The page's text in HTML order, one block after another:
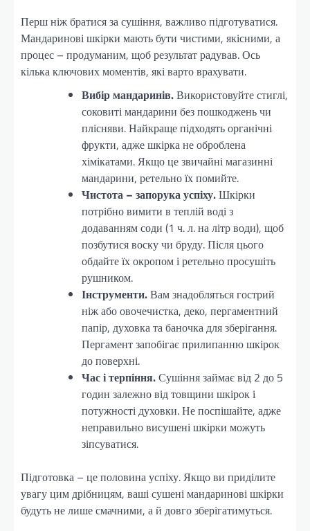
Перш ніж братися за сушіння, важливо підготуватися.
Мандаринові шкірки мають бути чистими, якісними, а
процес – продуманим, щоб результат радував. Ось
кілька ключових моментів, які варто врахувати.
Вибір мандаринів.Використовуйте стиглі,
соковиті мандарини без пошкоджень чи
плісняви. Найкраще підходять органічні
фрукти, адже шкірка не оброблена
хімікатами. Якщо це звичайні магазинні
мандарини, ретельно їх помийте.
Чистота – запорука успіху.Шкірки
потрібно вимити в теплій воді з
додаванням соди (1 ч. л. на літр води), щоб
позбутися воску чи бруду. Після цього
обдайте їх окропом і ретельно просушіть
рушником.
Інструменти.Вам знадобляться гострий
ніж або овочечистка, деко, пергаментний
папір, духовка та баночка для зберігання.
Пергамент запобігає прилипанню шкірок
до поверхні.
Час і терпіння.Сушіння займає від 2 до 5
годин залежно від товщини шкірок і
потужності духовки. Не поспішайте, адже
неправильно висушені шкірки можуть
зіпсуватися.
Підготовка – це половина успіху. Якщо ви приділите
увагу цим дрібницям, ваші сушені мандаринові шкірки
будуть не лише смачними, а й довго зберігатимуться.